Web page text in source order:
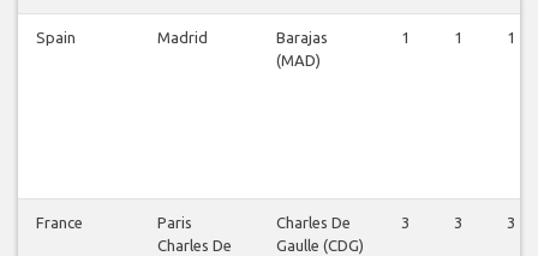
Spain Madrid
Barajas
(MAD)
1 1 1
France
Paris
Charles De
Charles De
Gaulle (CDG)
3 3 3